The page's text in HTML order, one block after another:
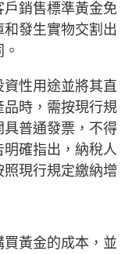
銷售標準黃金免
發生實物交割出
性用途並將其直
時，需按現行規
普通發票，不得
確指出，納稅人
現行規定繳納增
黃金的成本，並